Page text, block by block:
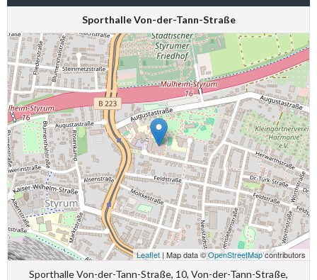
Sporthalle Von-der-Tann-Straße
Leaflet | Map data ©OpenStreetMapcontributors
Sporthalle Von-der-Tann-Straße, 10, Von-der-Tann-Straße,